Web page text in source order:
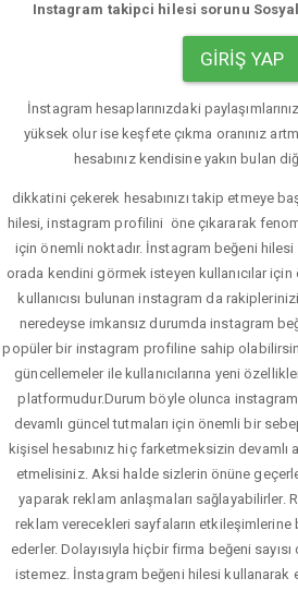
Instagram takipci hilesi sorunu Sosyal
GIRIŞ YAP
İnstagram hesaplarınızdaki
yüksek olur ise keşfete çıkma oranınız
hesabınız kendisine yakın bulan
dikkatini çekerek hesabınızı takip etmeye
hilesi, instagram profilini öne çıkararak
için önemli noktadır. İnstagram beğeni hilesi
orada kendini görmek isteyen kullanıcılar
kullanıcısı bulunan instagram da
neredeyse imkansız durumda instagram
popüler bir instagram profiline sahip
güncellemeler ile kullanıcılarına yeni
platformudur.Durum böyle olunca instagram
devamlı güncel tutmaları için önemli bir
kişisel hesabınız hiç farketmeksizin
etmelisiniz. Aksi halde sizlerin önüne
yaparak reklam anlaşmaları sağlayabilirler.
reklam verecekleri sayfaların etkileşimlerine
ederler. Dolayısıyla hiçbir firma beğeni
istemez. İnstagram beğeni hilesi kullanarak